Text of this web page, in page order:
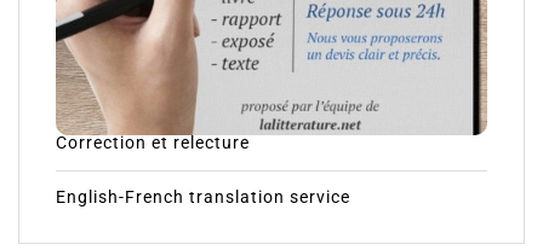
Correction et relecture
English-French translation service